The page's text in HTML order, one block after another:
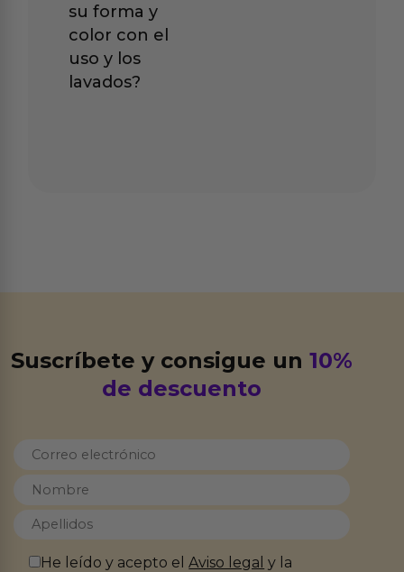
su forma y
color con el
uso y los
lavados?
Suscríbete y consigue un10%
de descuento
He leído y acepto elAviso legal y la